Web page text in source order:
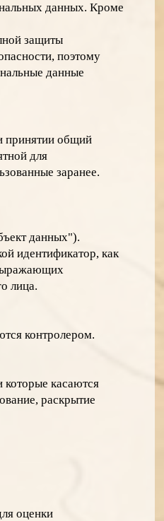
данных. Кроме
защиты
поэтому
данные
принятии oбщий
для
заранее.
данных").
идентификатор, как
лица.
контролером.
касаются
раскрытие
оценки